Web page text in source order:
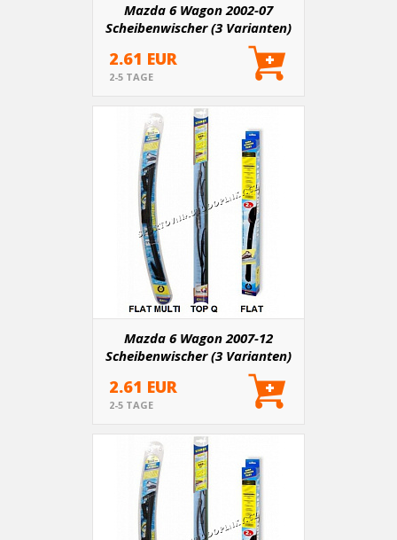
Mazda 6 Wagon 2002-07
Scheibenwischer (3 Varianten)
2.61 EUR
2-5 TAGE
Mazda 6 Wagon 2007-12
Scheibenwischer (3 Varianten)
2.61 EUR
2-5 TAGE